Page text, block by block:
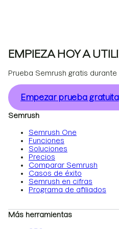
EMPIEZA HOY A
Prueba Semrush gratis
Empezar prueba gratuita
Semrush
Semrush One
Funciones
Soluciones
Precios
Comparar Semrush
Casos de éxito
Semrush en cifras
Programa de afiliados
Más herramientas